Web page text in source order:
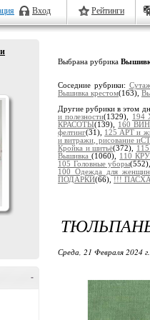
Вход Рейтинги
-
Выбрана рубрика
Соседние рубрики: Сутаж
Вышивка крестом(163),
Другие рубрики в этом
и полезности(1329), 194
КРАСОТЫ(139), 160
фелтинг(31), 125 АРТ и
и витражи, рисование
Кройка и шитьё(372),
Вышивка(1060), 110
105 Головные уборы(552),
100 Одежда для женщин
ПОДАРКИ(66), !!! ПАСХА
Среда, 21 Февраля 2024